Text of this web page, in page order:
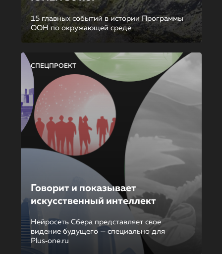
15 главных событий в истории Программы
ООН по окружающей среде
СПЕЦПРОЕКТ
Говорит и показывает
искусственный интеллект
Нейросеть Сбера представляет свое
видение будущего — специально для
Plus‑one.ru